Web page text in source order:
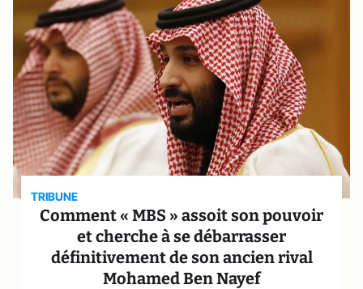
TRIBUNE
Comment « MBS » assoit son pouvoir
et cherche à se débarrasser
définitivement de son ancien rival
Mohamed Ben Nayef